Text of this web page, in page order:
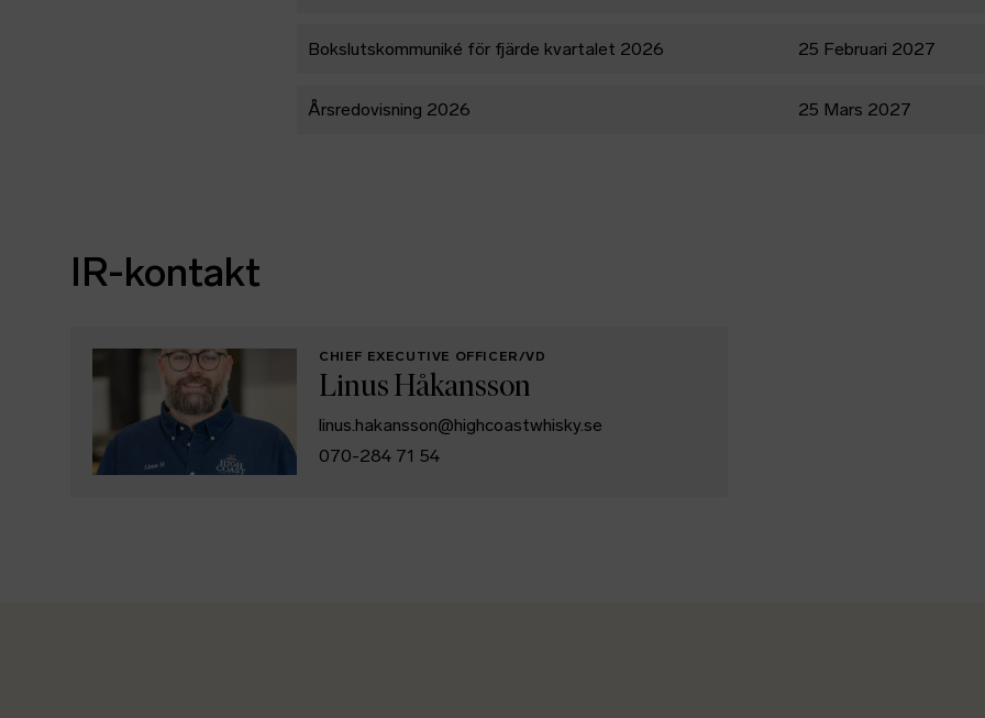
Bokslutskommuniké för fjärde kvartalet 2026 25 Februari 2027
Årsredovisning 2026 25 Mars 2027
IR-kontakt
CHIEF EXECUTIVE OFFICER/VD
Linus Håkansson
linus.hakansson@highcoastwhisky.se
070-284 71 54